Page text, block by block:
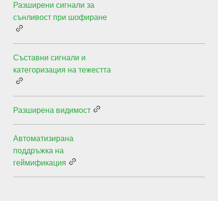
Разширени сигнали за
сънливост при шофиране
Съставни сигнали и
категоризация на тежестта
Разширена видимост
Автоматизирана
поддръжка на
геймификация